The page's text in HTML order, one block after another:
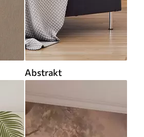
Abstrakt